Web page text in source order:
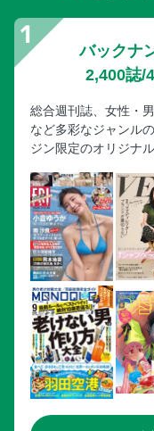
バックナ
2,400誌/
総合週刊誌、女性・
など多彩なジャンル
ジン限定のオリジナ